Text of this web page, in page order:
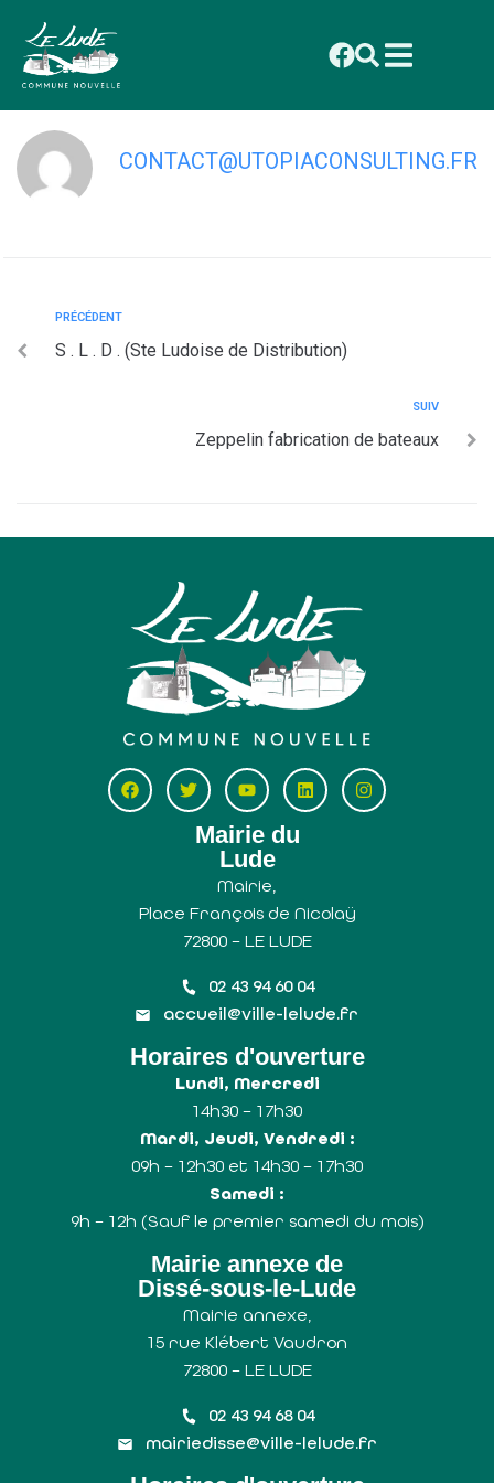
principal
SARL Fourreau
CONTACT@UTOPIACONSULTING.FR
PRÉCÉDENT
S . L . D . (Ste Ludoise de Distribution)
SUIV
Zeppelin fabrication de bateaux
Mairie du
Lude
Mairie,
Place François de Nicolaÿ
72800 – LE LUDE
02 43 94 60 04
accueil@ville-lelude.fr
Horaires d'ouverture
Lundi, Mercredi
14h30 – 17h30
Mardi, Jeudi, Vendredi :
09h – 12h30 et 14h30 – 17h30
Samedi :
9h – 12h (Sauf le premier samedi du mois)
Mairie annexe de
Dissé-sous-le-Lude
Mairie annexe,
15 rue Klébert Vaudron
72800 – LE LUDE
02 43 94 68 04
mairiedisse@ville-lelude.fr